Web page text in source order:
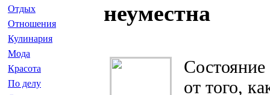
Отдых
Отношения
Кулинария
Мода
Красота
По делу
неуместна
от того,